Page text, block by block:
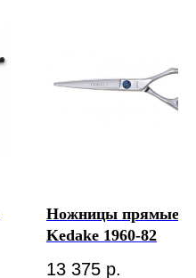
Ножницы прямые
Kedake 1960-82
13 375 р.